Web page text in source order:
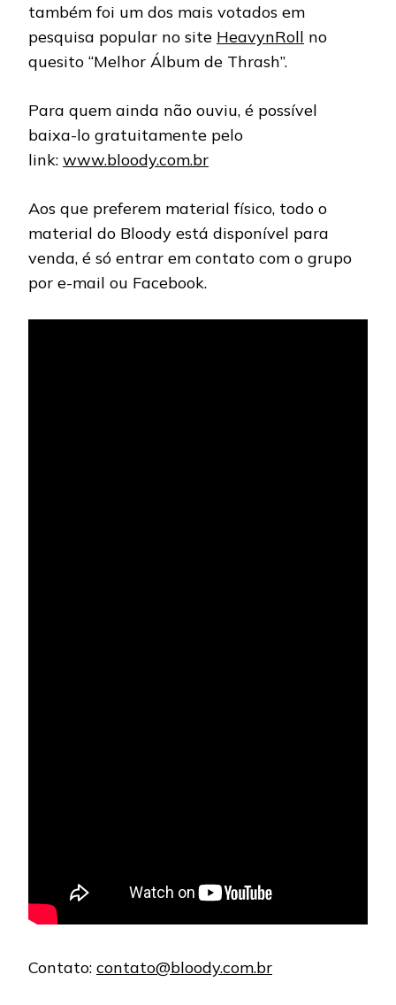
também foi um dos mais votados em
pesquisa popular no site HeavynRoll no
quesito “Melhor Álbum de Thrash”.
Para quem ainda não ouviu, é possível
baixa-lo gratuitamente pelo
link: www.bloody.com.br
Aos que preferem material físico, todo o
material do Bloody está disponível para
venda, é só entrar em contato com o grupo
por e-mail ou Facebook.
Contato: contato@bloody.com.br